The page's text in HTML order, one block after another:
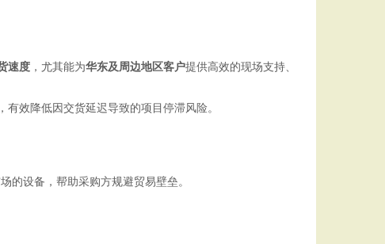
速度 ，尤其能为华东及周边地区客户提供高效的现场支持、
效降低因交货延迟导致的项目停滞风险。
的设备，帮助采购方规避贸易壁垒。